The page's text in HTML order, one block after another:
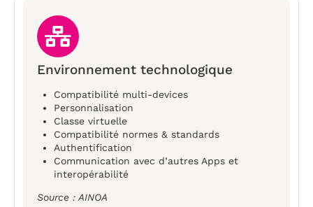
Environnement technologique
Compatibilité multi-devices
Personnalisation
Classe virtuelle
Compatibilité normes & standards
Authentification
Communication avec d’autres Apps et
interopérabilité
Source : AINOA